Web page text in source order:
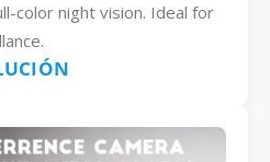
color night vision. Ideal for